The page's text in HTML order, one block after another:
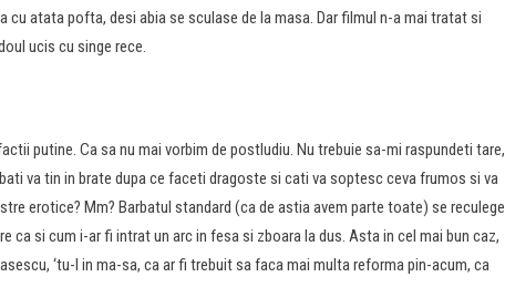
cu atata pofta, desi abia se sculase de la masa. Dar filmul n-a mai tratat si
ucis cu singe rece.
putine. Ca sa nu mai vorbim de postludiu. Nu trebuie sa-mi raspundeti tare,
va tin in brate dupa ce faceti dragoste si cati va soptesc ceva frumos si va
erotice? Mm? Barbatul standard (ca de astia avem parte toate) se reculege
ca si cum i-ar fi intrat un arc in fesa si zboara la dus. Asta in cel mai bun caz,
‘tu-l in ma-sa, ca ar fi trebuit sa faca mai multa reforma pin-acum, ca